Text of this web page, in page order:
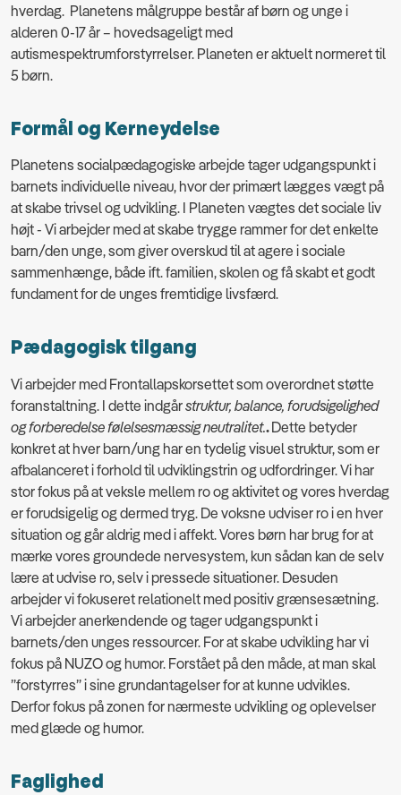
hverdag. Planetens målgruppe består af børn og unge i
alderen 0-17 år – hovedsageligt med
autismespektrumforstyrrelser. Planeten er aktuelt normeret til
5 børn.
Formål og Kerneydelse
Planetens socialpædagogiske arbejde tager udgangspunkt i
barnets individuelle niveau, hvor der primært lægges vægt på
at skabe trivsel og udvikling. I Planeten vægtes det sociale liv
højt - Vi arbejder med at skabe trygge rammer for det enkelte
barn/den unge, som giver overskud til at agere i sociale
sammenhænge, både ift. familien, skolen og få skabt et godt
fundament for de unges fremtidige livsfærd.
Pædagogisk tilgang
Vi arbejder med Frontallapskorsettet som overordnet støtte
foranstaltning. I dette indgårstruktur, balance, forudsigelighed
og forberedelse følelsesmæssig neutralitet..Dette betyder
konkret at hver barn/ung har en tydelig visuel struktur, som er
afbalanceret i forhold til udviklingstrin og udfordringer. Vi har
stor fokus på at veksle mellem ro og aktivitet og vores hverdag
er forudsigelig og dermed tryg. De voksne udviser ro i en hver
situation og går aldrig med i affekt. Vores børn har brug for at
mærke vores groundede nervesystem, kun sådan kan de selv
lære at udvise ro, selv i pressede situationer. Desuden
arbejder vi fokuseret relationelt med positiv grænsesætning.
Vi arbejder anerkendende og tager udgangspunkt i
barnets/den unges ressourcer. For at skabe udvikling har vi
fokus på NUZO og humor. Forstået på den måde, at man skal
”forstyrres” i sine grundantagelser for at kunne udvikles.
Derfor fokus på zonen for nærmeste udvikling og oplevelser
med glæde og humor.
Faglighed